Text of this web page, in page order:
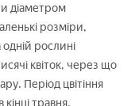
діаметром
розміри,
одній рослині
квіток, через що
Період цвітіння
кінці травня.